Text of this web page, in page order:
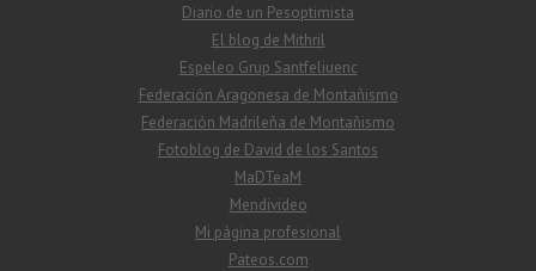
Diario de un Pesoptimista
El blog de Mithril
Espeleo Grup Santfeliuenc
Federación Aragonesa de Montañismo
Federación Madrileña de Montañismo
Fotoblog de David de los Santos
MaDTeaM
Mendivideo
Mi página profesional
Pateos.com